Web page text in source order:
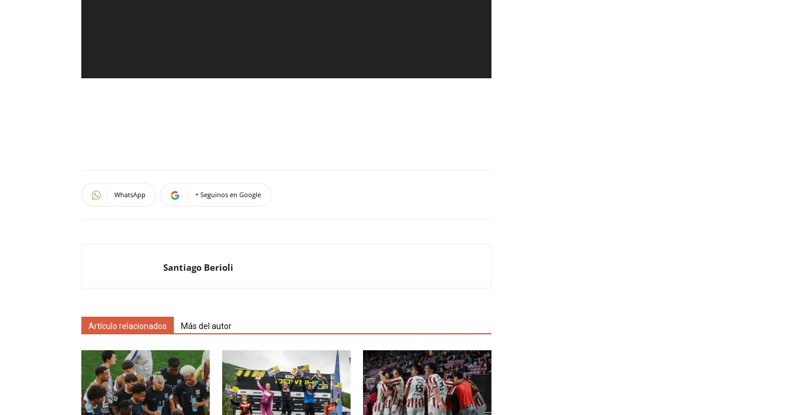
WhatsApp + Seguinos en Google
Santiago Berioli
Artículo relacionados Más del autor